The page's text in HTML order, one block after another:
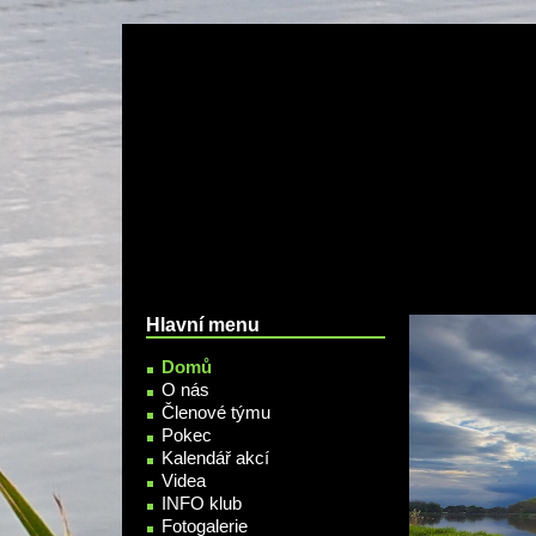
Přejít k hlavnímu obsahu
Hlavní menu
Domů
O nás
Členové týmu
Pokec
Kalendář akcí
Videa
INFO klub
Fotogalerie